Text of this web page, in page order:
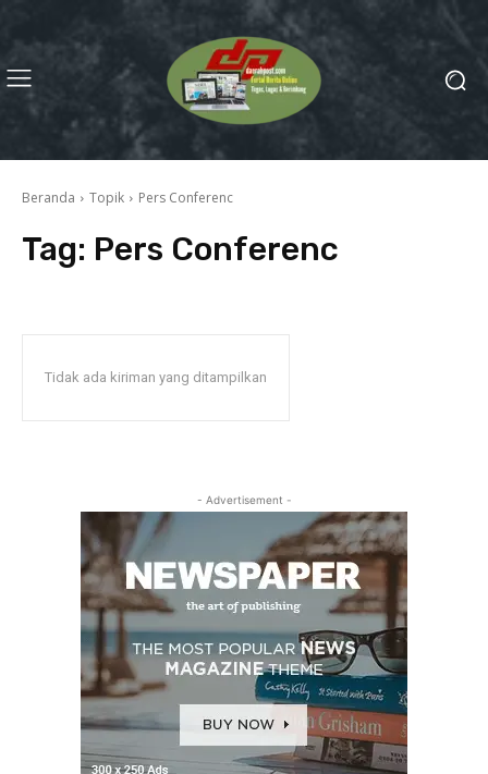
Beranda Topik Pers Conferenc
Tag: Pers Conferenc
Tidak ada kiriman yang ditampilkan
- Advertisement -